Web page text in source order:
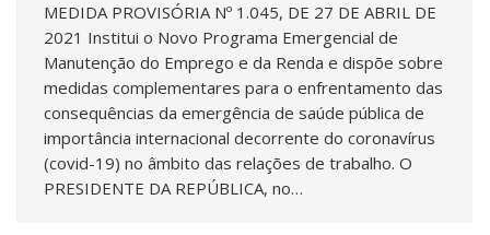
MEDIDA PROVISÓRIA Nº 1.045, DE 27 DE ABRIL DE
2021 Institui o Novo Programa Emergencial de
Manutenção do Emprego e da Renda e dispõe sobre
medidas complementares para o enfrentamento das
consequências da emergência de saúde pública de
importância internacional decorrente do coronavírus
(covid-19) no âmbito das relações de trabalho. O
PRESIDENTE DA REPÚBLICA, no…